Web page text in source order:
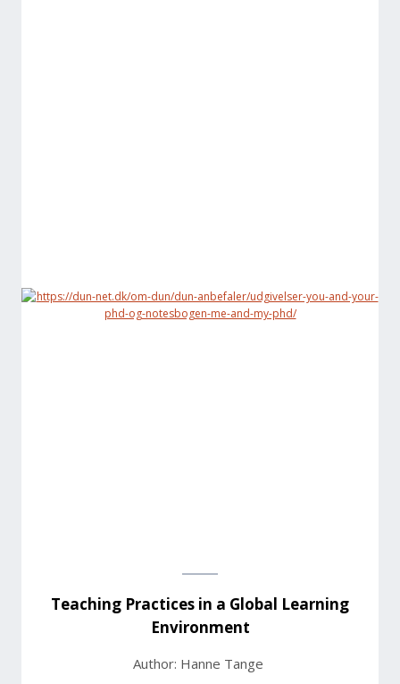
Teaching Practices in a Global Learning
Environment
Author: Hanne Tange